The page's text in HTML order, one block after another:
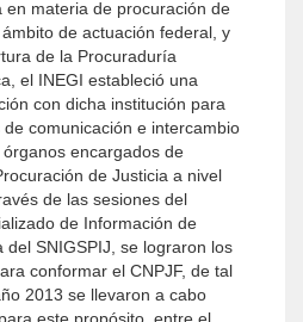
en materia de procuración de
de actuación federal, y
de la Procuraduría
el INEGI estableció una
con dicha institución para
comunicación e intercambio
encargados de
de Justicia a nivel
de las sesiones del
de Información de
del SNIGSPIJ, se lograron los
conformar el CNPJF, de tal
2013 se llevaron a cabo